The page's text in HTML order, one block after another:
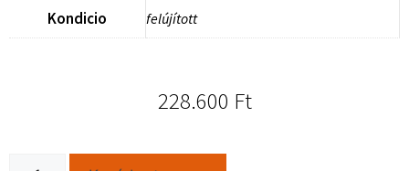
Kondicio felújított
228.600 Ft